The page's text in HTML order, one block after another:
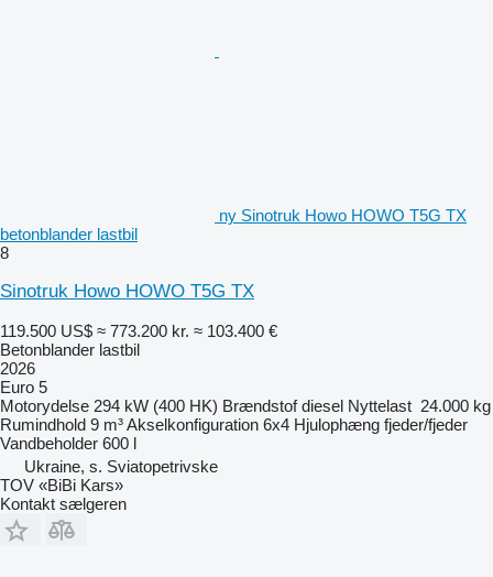
ny Sinotruk Howo HOWO T5G TX
betonblander lastbil
8
Sinotruk Howo HOWO T5G TX
119.500 US$ ≈ 773.200 kr. ≈ 103.400 €
Betonblander lastbil
2026
Euro 5
Motorydelse 294 kW (400 HK) Brændstof diesel Nyttelast 24.000 kg
Rumindhold 9 m³Akselkonfiguration 6x4 Hjulophæng fjeder/fjeder
Vandbeholder 600 l
Ukraine, s. Sviatopetrivske
TOV «BiBi Kars»
Kontakt sælgeren